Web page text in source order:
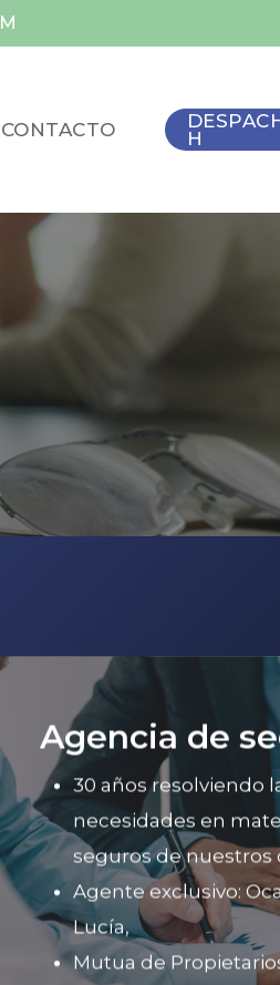
CONTACTO
H
Agencia de
30 años resolviendo
necesidades en
seguros de nuestros
Agente exclusivo:
Lucía,
Mutua de